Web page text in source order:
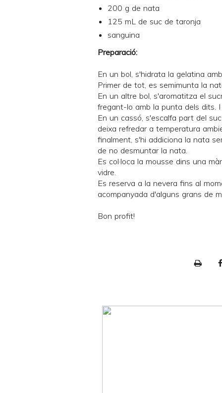
200 g de nata
125 mL de suc de taronja
sanguina
Preparació:
En un bol, s'hidrata la gelatina
Primer de tot, es semimunta la
En un altre bol, s'aromatitza el
fregant-lo amb la punta dels dits.
En un cassó, s'escalfa part del
deixa refredar a temperatura
finalment, s'hi addiciona la nata
de no desmuntar la nata.
Es col·loca la mousse dins una
vidre.
Es reserva a la nevera fins al
acompanyada d'alguns grans de
Bon profit!
n